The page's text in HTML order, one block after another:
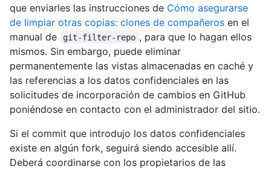
que enviarles las instrucciones de Cómo asegurarse
de limpiar otras copias: clones de compañeros en el
manual de
git-filter-repo , para que lo hagan ellos
mismos. Sin embargo, puede eliminar
permanentemente las vistas almacenadas en caché y
las referencias a los datos confidenciales en las
solicitudes de incorporación de cambios en GitHub
poniéndose en contacto con el administrador del sitio.
Si el commit que introdujo los datos confidenciales
existe en algún fork, seguirá siendo accesible allí.
Deberá coordinarse con los propietarios de las